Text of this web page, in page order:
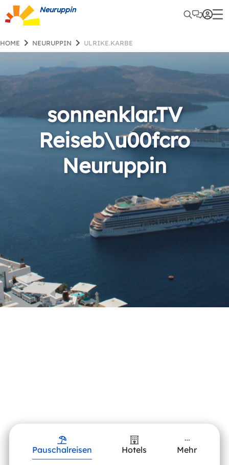
Neuruppin
HOME NEURUPPIN ULRIKE.KARBE
sonnenklar.TV
Reiseb\u00fcro
Neuruppin
Pauschalreisen Hotels Mehr